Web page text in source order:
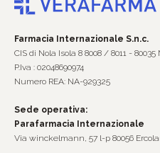
Farmacia Internazionale S.n.c.
CIS di Nola Isola 8 8008 / 8011 - 80035
P.Iva : 02048690974
Numero REA: NA-929325
Sede operativa:
Parafarmacia Internazionale
Via winckelmann, 57 l-p 80056